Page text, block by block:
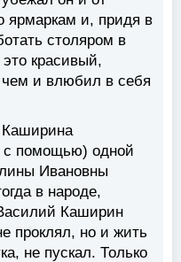
ярмаркам и, придя в
столяром в
красивый,
и влюбил в себя
с помощью) одной
Ивановны
в народе,
Каширин
проклял, но и жить
не пускал. Только